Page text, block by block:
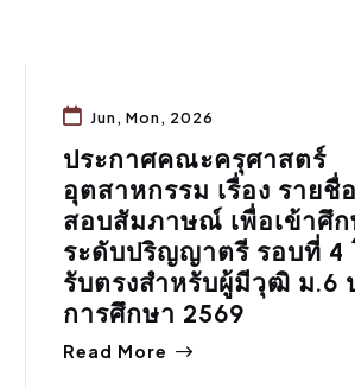
Jun, Mon, 2026
ประกาศคณะครุศาสตร์
อุตสาหกรรม เรื่อง รายชื่
สอบสัมภาษณ์ เพื่อเข้าศึ
ระดับปริญญาตรี รอบที่ 4
รับตรงสำหรับผู้มีวุฒิ ม.6
การศึกษา 2569
Read More